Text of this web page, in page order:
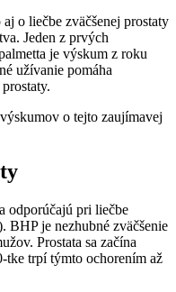
o liečbe zväčšenej prostaty
Jeden z prvých
je výskum z roku
užívanie pomáha
o tejto zaujímavej
odporúčajú pri liečbe
BHP je nezhubné zväčšenie
Prostata sa začína
tke trpí týmto ochorením až